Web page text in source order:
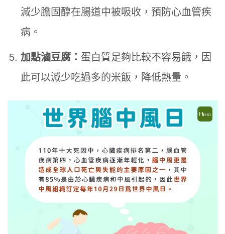
減少膽固醇在腸道中被吸收，預防心血管疾
病。
加點滷豆腐： 蛋白質足夠比較不容易餓，因
此可以減少吃過多的米飯，降低熱量。